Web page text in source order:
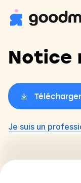
Notice
Je suis un